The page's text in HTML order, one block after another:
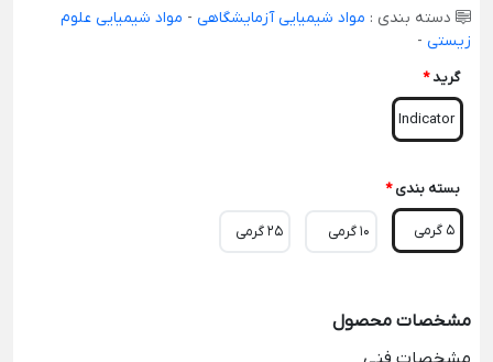
دسته بندی : مواد شیمیایی آزمایشگاهی - مواد شیمیایی علوم
زیستی -
گرید*
Indicator
بسته بندی *
5 گرمی 10 گرمی 25 گرمی
مشخصات محصول